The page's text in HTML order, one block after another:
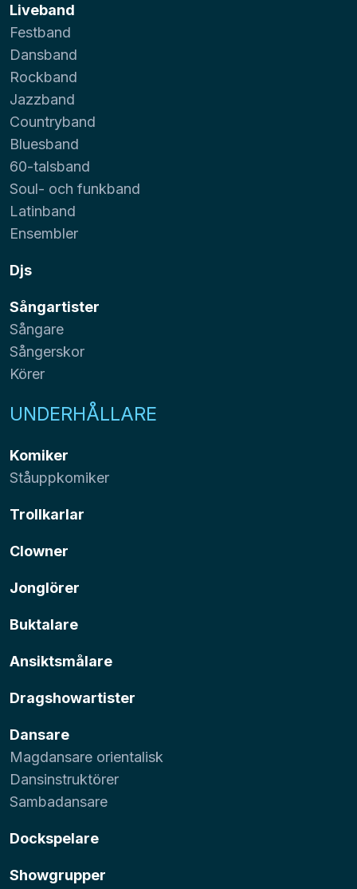
Liveband
Festband
Dansband
Rockband
Jazzband
Countryband
Bluesband
60-talsband
Soul- och funkband
Latinband
Ensembler
Djs
Sångartister
Sångare
Sångerskor
Körer
UNDERHÅLLARE
Komiker
Ståuppkomiker
Trollkarlar
Clowner
Jonglörer
Buktalare
Ansiktsmålare
Dragshowartister
Dansare
Magdansare orientalisk
Dansinstruktörer
Sambadansare
Dockspelare
Showgrupper